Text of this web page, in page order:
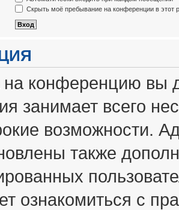
Скрыть моё пребывание на конференции в этот
конференцию вы
занимает всего
возможности.
также
ознакомиться с